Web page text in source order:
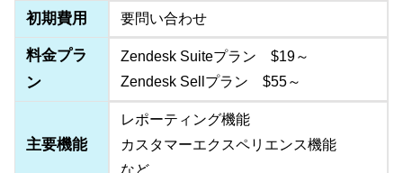
初期費用 要問い合わせ
料金プラ
ン
Zendesk Suiteプラン $19～
Zendesk Sellプラン $55～
主要機能
レポーティング機能
カスタマーエクスペリエンス機能
など